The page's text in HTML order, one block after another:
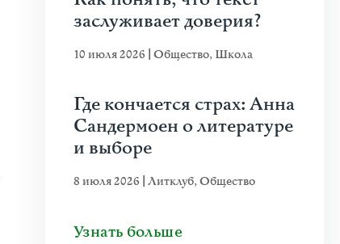
заслуживает доверия?
10 июля 2026 Общество, Школа
Где кончается страх: Анна
Сандермоен о литературе
и выборе
8 июля 2026 Литклуб,Общество
Узнать больше